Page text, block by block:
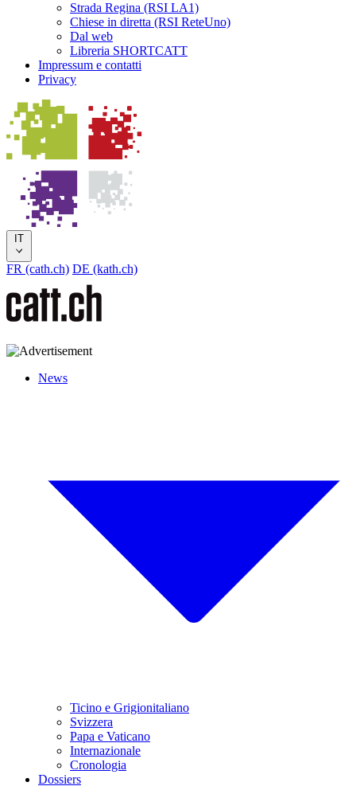
Strada Regina (RSI LA1)
Chiese in diretta (RSI ReteUno)
Dal web
Libreria SHORTCATT
Impressum e contatti
Privacy
IT
FR (cath.ch) DE (kath.ch)
News
Ticino e Grigionitaliano
Svizzera
Papa e Vaticano
Internazionale
Cronologia
Dossiers